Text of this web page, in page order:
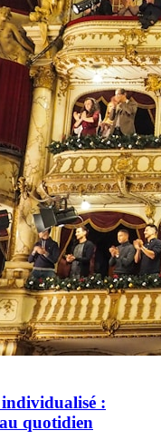
:
quotidien